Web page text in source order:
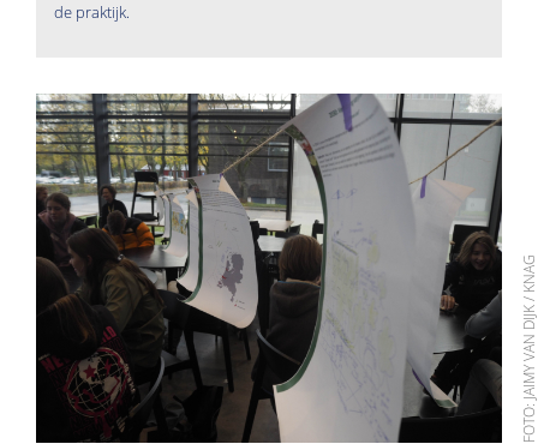
de praktijk.
FOTO: JAIMY VAN DIJK / KNAG